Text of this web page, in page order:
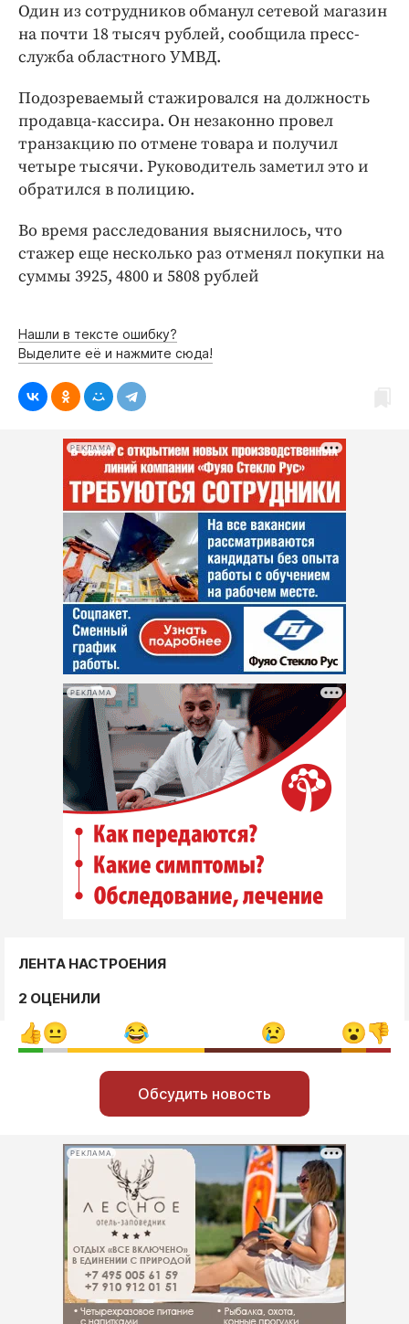
Блоги
Издания
Интересное чтиво
Клиника года
Бренд года
Работодатель года
Один из сотрудников обманул сетевой магазин
на почти 18 тысяч рублей, сообщила пресс-
служба областного УМВД.
Подозреваемый стажировался на должность
продавца-кассира. Он незаконно провел
транзакцию по отмене товара и получил
четыре тысячи. Руководитель заметил это и
обратился в полицию.
Во время расследования выяснилось, что
стажер еще несколько раз отменял покупки на
суммы 3925, 4800 и 5808 рублей
Нашли в тексте ошибку?
Выделите её и нажмите сюда!
РЕКЛАМА
РЕКЛАМА
ЛЕНТА НАСТРОЕНИЯ
2 ОЦЕНИЛИ
Обсудить новость
РЕКЛАМА